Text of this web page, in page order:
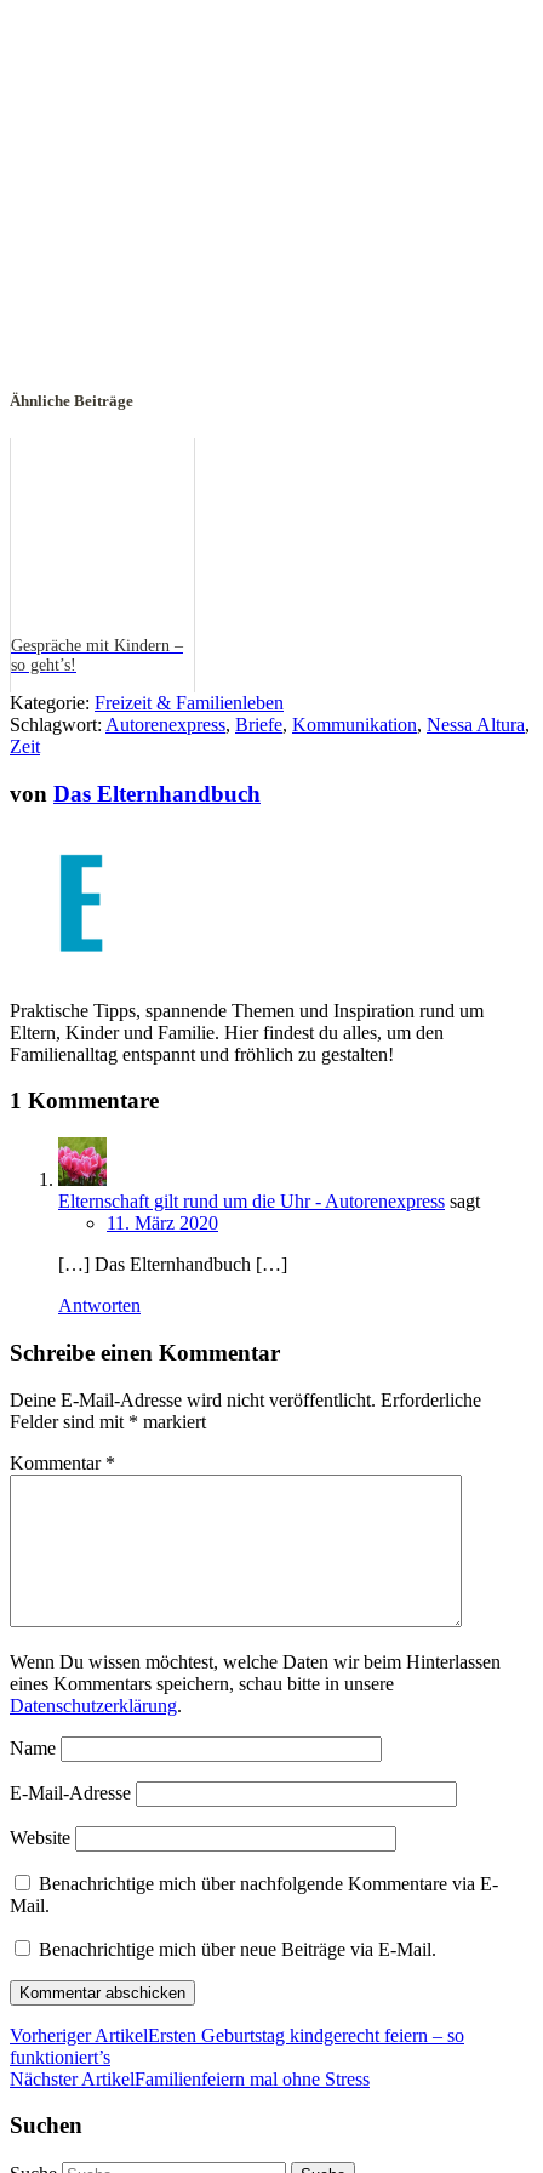
Ähnliche Beiträge
Gespräche mit Kindern –
so geht’s!
Kategorie: Freizeit & Familienleben
Schlagwort: Autorenexpress, Briefe, Kommunikation, Nessa Altura,
Zeit
von Das Elternhandbuch
Praktische Tipps, spannende Themen und Inspiration rund um
Eltern, Kinder und Familie. Hier findest du alles, um den
Familienalltag entspannt und fröhlich zu gestalten!
1 Kommentare
Elternschaft gilt rund um die Uhr - Autorenexpress sagt
11. März 2020
[…] Das Elternhandbuch […]
Antworten
Schreibe einen Kommentar
Deine E-Mail-Adresse wird nicht veröffentlicht. Erforderliche
Felder sind mit * markiert
Kommentar *
Wenn Du wissen möchtest, welche Daten wir beim Hinterlassen
eines Kommentars speichern, schau bitte in unsere
Datenschutzerklärung.
Name
E-Mail-Adresse
Website
Benachrichtige mich über nachfolgende Kommentare via E-
Mail.
Benachrichtige mich über neue Beiträge via E-Mail.
Vorheriger ArtikelErsten Geburtstag kindgerecht feiern – so
funktioniert’s
Nächster ArtikelFamilienfeiern mal ohne Stress
Suchen